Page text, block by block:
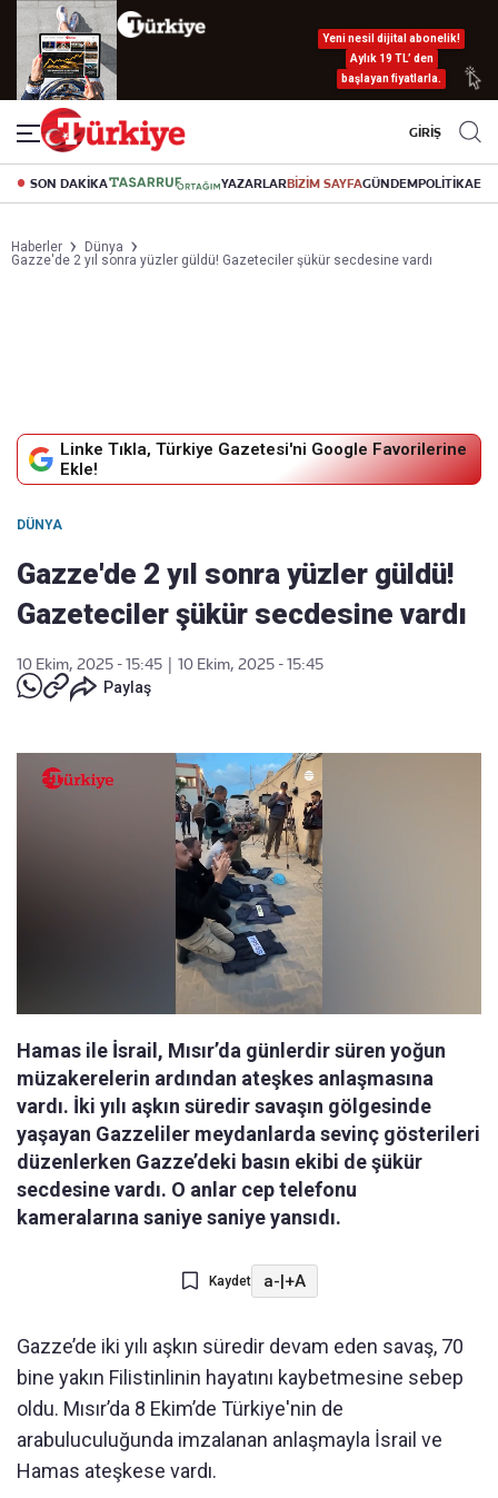
Yeni nesil dijital abonelik!
Aylık 19 TL’ den
başlayan fiyatlarla.
GİRİŞ
SON DAKİKA YAZARLARBİZİM SAYFAGÜNDEMPOLİTİKA
Haberler
Dünya
Gazze'de 2 yıl sonra yüzler güldü! Gazeteciler şükür secdesine vardı
Linke Tıkla, Türkiye Gazetesi'ni Google Favorilerine
Ekle!
DÜNYA
Gazze'de 2 yıl sonra yüzler güldü!
Gazeteciler şükür secdesine vardı
10 Ekim, 2025 - 15:45
10 Ekim, 2025 - 15:45
Paylaş
Hamas ile İsrail, Mısır’da günlerdir süren yoğun
müzakerelerin ardından ateşkes anlaşmasına
vardı. İki yılı aşkın süredir savaşın gölgesinde
yaşayan Gazzeliler meydanlarda sevinç gösterileri
düzenlerken Gazze’deki basın ekibi de şükür
secdesine vardı. O anlar cep telefonu
kameralarına saniye saniye yansıdı.
Kaydet a-|+A
Gazze’de iki yılı aşkın süredir devam eden savaş, 70
bine yakın Filistinlinin hayatını kaybetmesine sebep
oldu. Mısır’da 8 Ekim’de Türkiye'nin de
arabuluculuğunda imzalanan anlaşmayla İsrail ve
Hamas ateşkese vardı.